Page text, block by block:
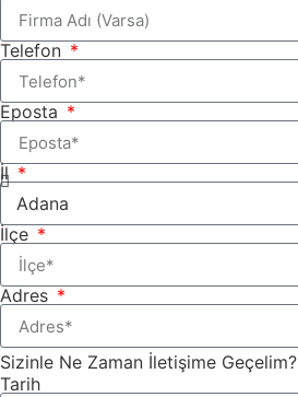
Telefon
Eposta
İl
İlçe
Adres
Sizinle Ne Zaman İletişime Geçelim?
Tarih